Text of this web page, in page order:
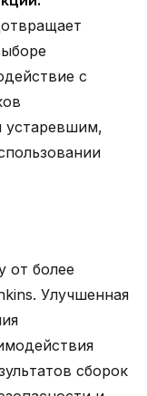
с
устаревшим,
от более
Улучшенная
сборок